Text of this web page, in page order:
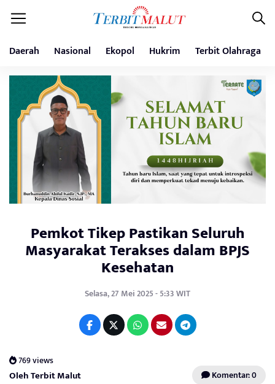
Daerah Nasional Ekopol Hukrim Terbit Olahraga
Pemkot Tikep Pastikan Seluruh
Masyarakat Terakses dalam BPJS
Kesehatan
Selasa, 27 Mei 2025 - 5:33 WIT
769 views
Oleh Terbit Malut Komentar: 0